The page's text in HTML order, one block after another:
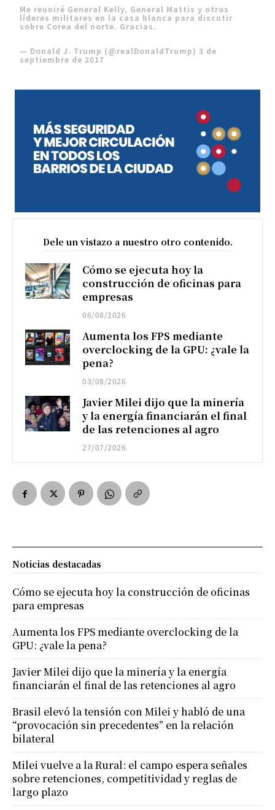
Me reuniré General Kelly, General Mattis y otros
líderes militares en la casa blanca para discutir
sobre Corea del norte. Gracias.
— Donald J. Trump (@realDonaldTrump)3 de
septiembre de 2017
Dele un vistazo a nuestro otro contenido.
Cómo se ejecuta hoy la
construcción de oficinas para
empresas
06/08/2026
Aumenta los FPS mediante
overclocking de la GPU: ¿vale la
pena?
03/08/2026
Javier Milei dijo que la minería
y la energía financiarán el final
de las retenciones al agro
27/07/2026
Noticias destacadas
Cómo se ejecuta hoy la construcción de oficinas
para empresas
Aumenta los FPS mediante overclocking de la
GPU: ¿vale la pena?
Javier Milei dijo que la minería y la energía
financiarán el final de las retenciones al agro
Brasil elevó la tensión con Milei y habló de una
“provocación sin precedentes” en la relación
bilateral
Milei vuelve a la Rural: el campo espera señales
sobre retenciones, competitividad y reglas de
largo plazo